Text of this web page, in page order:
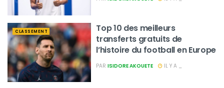
CLASSEMENT
Top 10 des meilleurs
transferts gratuits de
l’histoire du football en Europe
PAR ISIDORE AKOUETE IL Y A _